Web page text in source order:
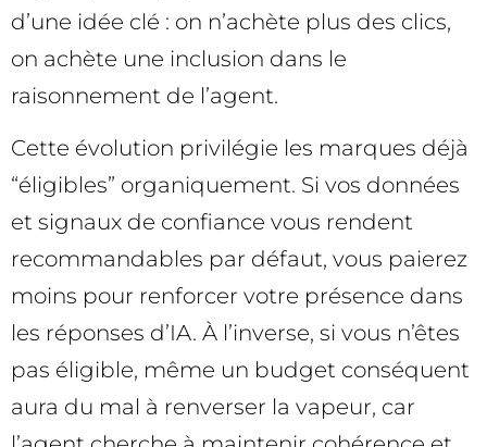
d’une idée clé : on n’achète plus des clics,
on achète une inclusion dans le
raisonnement de l’agent.
Cette évolution privilégie les marques déjà
“éligibles” organiquement. Si vos données
et signaux de confiance vous rendent
recommandables par défaut, vous paierez
moins pour renforcer votre présence dans
les réponses d’IA. À l’inverse, si vous n’êtes
pas éligible, même un budget conséquent
aura du mal à renverser la vapeur, car